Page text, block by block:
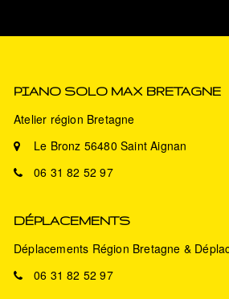
Modèle 1
Pianos à queue
Langueux, France
Piano à queue Gaveau
PIANO SOLO MAX BRETAGNE
Atelier région Bretagne
Le Bronz 56480 Saint Aignan
06 31 82 52 97
DÉPLACEMENTS
Déplacements Région Bretagne &
06 31 82 52 97